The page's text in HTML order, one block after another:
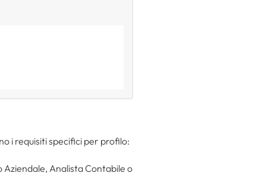
i requisiti specifici per profilo:
Analista Contabile o